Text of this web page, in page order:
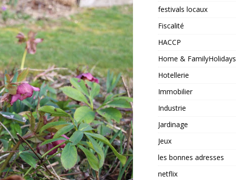
festivals locaux
Fiscalité
HACCP
Home & FamilyHolidays
Hotellerie
Immobilier
Industrie
Jardinage
Jeux
les bonnes adresses
netflix